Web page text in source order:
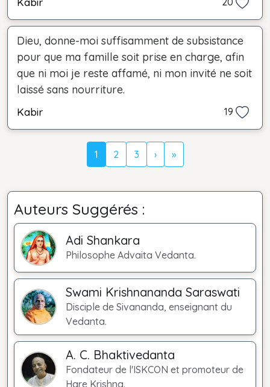
Dieu, donne-moi suffisamment de subsistance
pour que ma famille soit prise en charge, afin
que ni moi je reste affamé, ni mon invité ne soit
laissé sans nourriture.
Kabir 19
1 2 3 › »
Auteurs Suggérés :
Adi Shankara
Philosophe Advaita Vedanta.
Swami Krishnananda Saraswati
Disciple de Sivananda, enseignant du
Vedanta.
A. C. Bhaktivedanta
Fondateur de l'ISKCON et promoteur de
Hare Krishna.